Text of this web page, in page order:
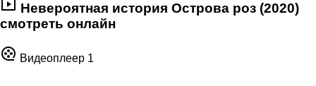
Невероятная история Острова роз (2020)
смотреть онлайн
Видеоплеер 1